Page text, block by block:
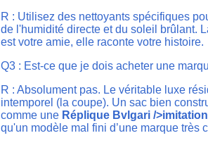
R : Utilisez des nettoyants spécifiques
de l'humidité directe et du soleil brûlant.
est votre amie, elle raconte votre histoire.
Q3 : Est-ce que je dois acheter une
R : Absolument pas. Le véritable luxe
intemporel (la coupe). Un sac bien
comme une Réplique Bvlgari /
qu'un modèle mal fini d’une marque très